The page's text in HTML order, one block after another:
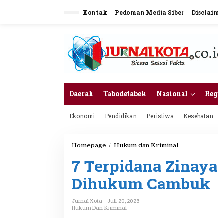
Kontak Pedoman Media Siber
Daerah Tabodetabek Nasional
Ekonomi Pendidikan Peristiwa Kesehatan
Homepage / Hukum dan Kriminal
e
r
p
i
7 Terpidana
Dihukum Cambuk
Jurnal Kota
Juli 20, 2023
Hukum Dan Kriminal